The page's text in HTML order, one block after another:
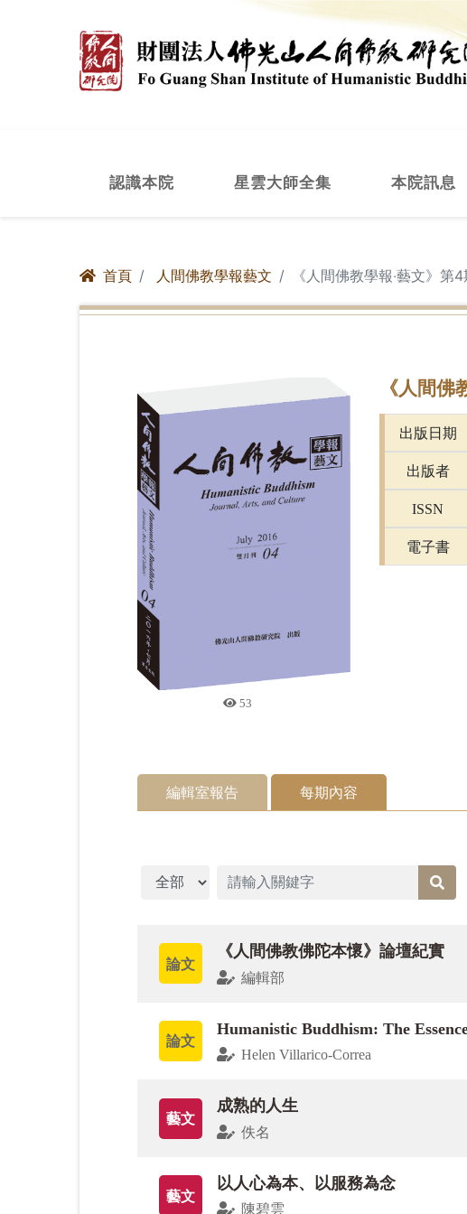
認識本院 星雲大師全集 本院訊息
首頁 人間佛教學報藝文 《人間佛教學報‧藝文》第4
53
《人間佛
出版日期
出版者
ISSN
電子書
編輯室報告 每期內容
為中心」。
〈人間佛教的理念與實踐〉，闡述人間佛教以人文
中心 」觀察思考〉，有利於我們了解印度現前佛教
在經典上，邱高興教授以平易近人的筆調，暢述
與文獻應用〉，是引導進入法華思想進門的重要論文
佛陀是一位教育家，而培養人才，重視教育，是
下，教育無所不在的生命力。慈容法師〈人間佛教
文章分類
論文
《人間佛教佛陀本懷》論壇紀實
編輯部
論文
Humanistic Buddhism: The
Helen Villarico-Correa
藝文
成熟的人生
佚名
藝文
以人心為本、以服務為念
陳碧雲